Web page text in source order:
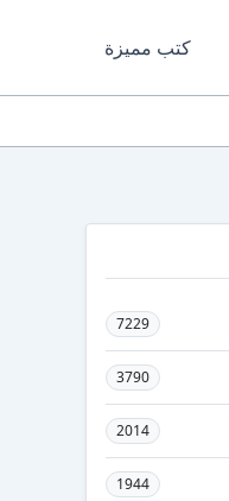
كتب مميزة
7229
3790
2014
1944